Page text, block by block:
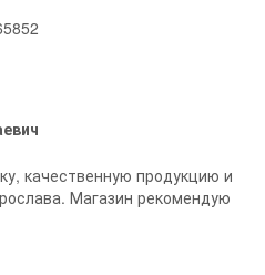
качественную продукцию и
Магазин рекомендую